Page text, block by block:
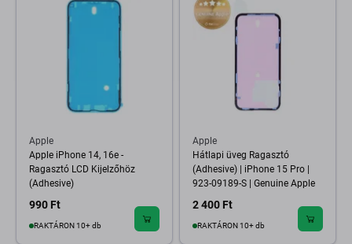
Apple
Apple iPhone 14, 16e -
Ragasztó LCD Kijelzőhöz
(Adhesive)
990 Ft
RAKTÁRON 10+ db
Apple
Hátlapi üveg Ragasztó
(Adhesive) | iPhone 15 Pro |
923-09189-S | Genuine Apple
2 400 Ft
RAKTÁRON 10+ db